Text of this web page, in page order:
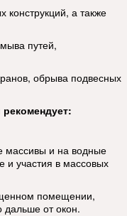
конструкций, а также
путей,
обрыва подвесных
массивы и на водные
и участия в массовых
помещении,
дальше от окон.